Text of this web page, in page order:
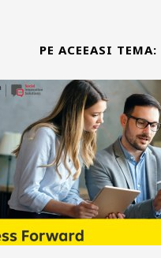
PE ACEEASI TEMA: